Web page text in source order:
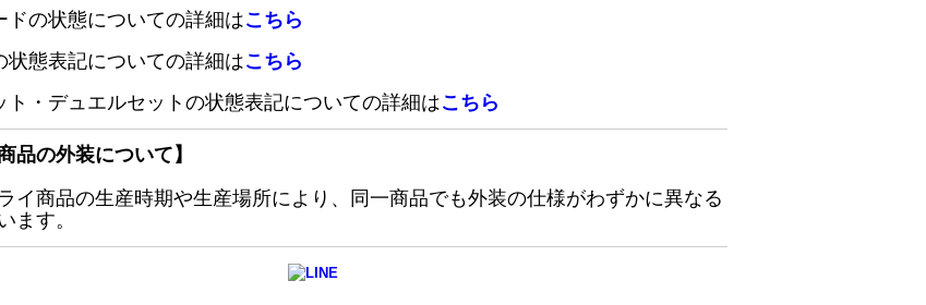
ドの状態についての詳細はこちら
状態表記についての詳細はこちら
ト・デュエルセットの状態表記についての詳細はこちら
品の外装について】
イ商品の生産時期や生産場所により、同一商品でも外装の仕様がわずかに異なる
ます。